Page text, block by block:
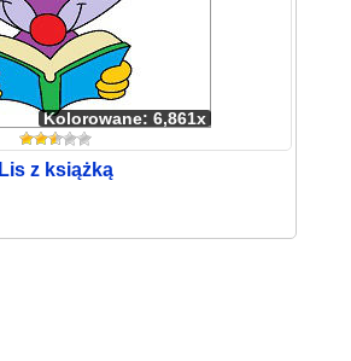
Kolorowane: 6,861x
Lis z książką